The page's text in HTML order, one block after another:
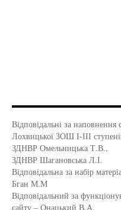
Відповідальні за наповнення
Лохвицької ЗОШ І-ІІІ
ЗДНВР Омельницька Т.В.,
ЗДНВР Шагановська Л.І.
Відповідальна за набір
Бган М.М
Відповідальний за
сайту – Онацький В.А.